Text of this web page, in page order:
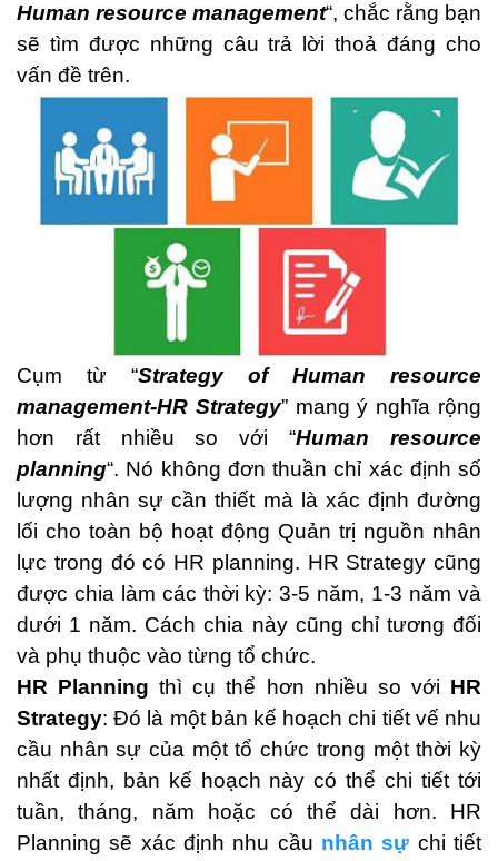
Human resource management“, chắc rằng bạn
sẽ tìm được những câu trả lời thoả đáng cho
vấn đề trên.
Cụm từ “Strategy of Human resource
management-HR Strategy” mang ý nghĩa rộng
hơn rất nhiều so với “Human resource
planning“. Nó không đơn thuần chỉ xác định số
lượng nhân sự cần thiết mà là xác định đường
lối cho toàn bộ hoạt động Quản trị nguồn nhân
lực trong đó có HR planning. HR Strategy cũng
được chia làm các thời kỳ: 3-5 năm, 1-3 năm và
dưới 1 năm. Cách chia này cũng chỉ tương đối
và phụ thuộc vào từng tổ chức.
HR Planning thì cụ thể hơn nhiều so với HR
Strategy: Đó là một bản kế hoạch chi tiết vế nhu
cầu nhân sự của một tổ chức trong một thời kỳ
nhất định, bản kế hoạch này có thể chi tiết tới
tuần, tháng, năm hoặc có thể dài hơn. HR
Planning sẽ xác định nhu cầu nhân sự chi tiết